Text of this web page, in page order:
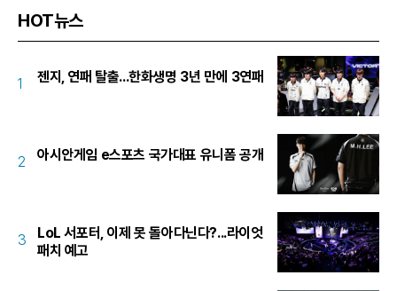
HOT뉴스
1 젠지, 연패 탈출...한화생명 3년 만에 3연패
2 아시안게임 e스포츠 국가대표 유니폼 공개
3
LoL 서포터, 이제 못 돌아다닌다?...라이엇
패치 예고